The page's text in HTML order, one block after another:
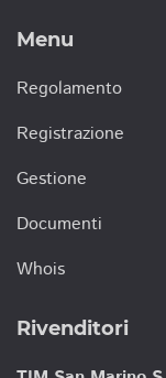
Menu
Regolamento
Registrazione
Gestione
Documenti
Whois
Rivenditori